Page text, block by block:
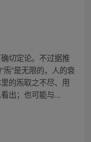
切定论。不过据推
”是无限的，人的衰
的炁取之不尽、用
出；也可能与...